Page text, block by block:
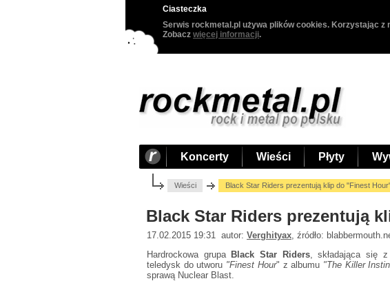
Ciasteczka
Serwis rockmetal.pl używa plików cookies. Korzystając z
Zobacz więcej informacji.
Koncerty Wieści Płyty
Wieści Black Star Riders prezentują klip do "Finest
Black Star Riders prezentują
17.02.2015 19:31 autor: Verghityax , źródło:
Hardrockowa grupa Black Star Riders, składająca się z
teledysk do utworu "Finest Hour" z albumu "The Killer
sprawą Nuclear Blast.